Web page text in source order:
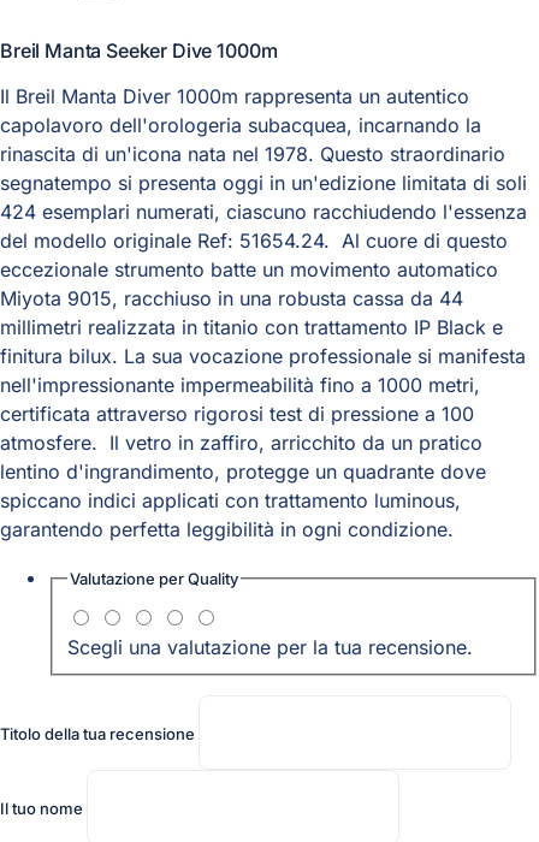
Breil Manta Seeker Dive 1000m
Il Breil Manta Diver 1000m rappresenta un autentico
capolavoro dell'orologeria subacquea, incarnando la
rinascita di un'icona nata nel 1978. Questo straordinario
segnatempo si presenta oggi in un'edizione limitata di soli
424 esemplari numerati, ciascuno racchiudendo l'essenza
del modello originale Ref: 51654.24. Al cuore di questo
eccezionale strumento batte un movimento automatico
Miyota 9015, racchiuso in una robusta cassa da 44
millimetri realizzata in titanio con trattamento IP Black e
finitura bilux. La sua vocazione professionale si manifesta
nell'impressionante impermeabilità fino a 1000 metri,
certificata attraverso rigorosi test di pressione a 100
atmosfere. Il vetro in zaffiro, arricchito da un pratico
lentino d'ingrandimento, protegge un quadrante dove
spiccano indici applicati con trattamento luminous,
garantendo perfetta leggibilità in ogni condizione.
Valutazione perQuality
Scegli una valutazione per la tua recensione.
Titolo della tua recensione
Il tuo nome